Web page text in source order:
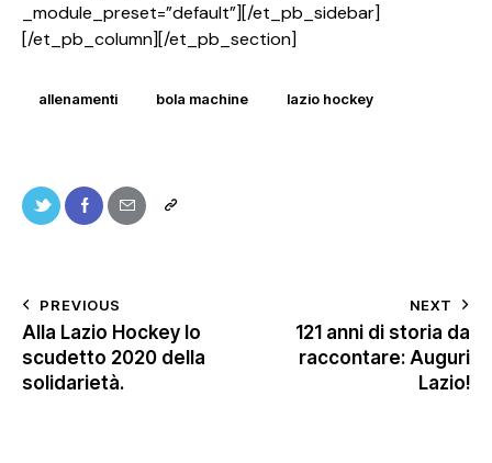
_module_preset=”default”][/et_pb_sidebar]
[/et_pb_column][/et_pb_section]
allenamenti bola machine lazio hockey
PREVIOUS
Alla Lazio Hockey lo
scudetto 2020 della
solidarietà.
NEXT
121 anni di storia da
raccontare: Auguri
Lazio!